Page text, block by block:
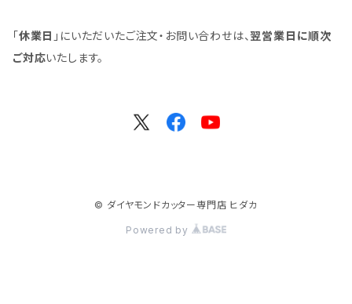
「休業日 」にいただいたご注文・お問い合わせは、翌営業日に順次
ご対応いたします。
© ダイヤモンドカッター専門店 ヒダカ
Powered by